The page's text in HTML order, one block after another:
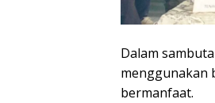
Dalam
menggunakan
bermanfaat.